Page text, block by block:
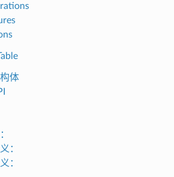
体
：
：